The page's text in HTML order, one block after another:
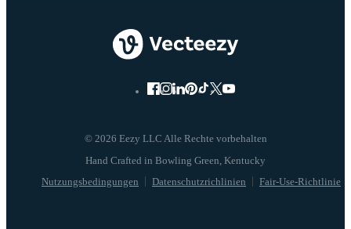
© 2026 Eezy LLC Alle Rechte vorbehalten
Nutzungsbedingungen Datenschutzrichlinien Fair-Use-Richtlinie